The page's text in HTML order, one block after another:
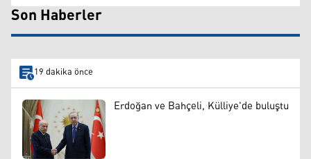
Son Haberler
19 dakika önce
Erdoğan ve Bahçeli, Külliye'de buluştu